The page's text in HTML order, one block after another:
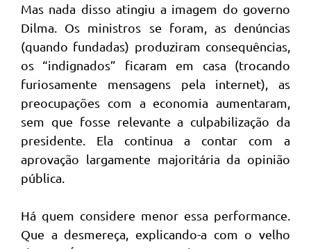
Mas nada disso atingiu a imagem do governo
Dilma. Os ministros se foram, as denúncias
(quando fundadas) produziram consequências,
os “indignados” ficaram em casa (trocando
furiosamente mensagens pela internet), as
preocupações com a economia aumentaram,
sem que fosse relevante a culpabilização da
presidente. Ela continua a contar com a
aprovação largamente majoritária da opinião
pública.
Há quem considere menor essa performance.
Que a desmereça, explicando-a com o velho